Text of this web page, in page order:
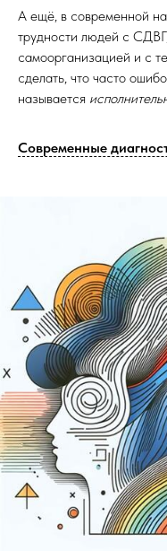
А ещё, в современной
трудности людей с
самоорганизацией и с
сделать, что часто
называется
Современные